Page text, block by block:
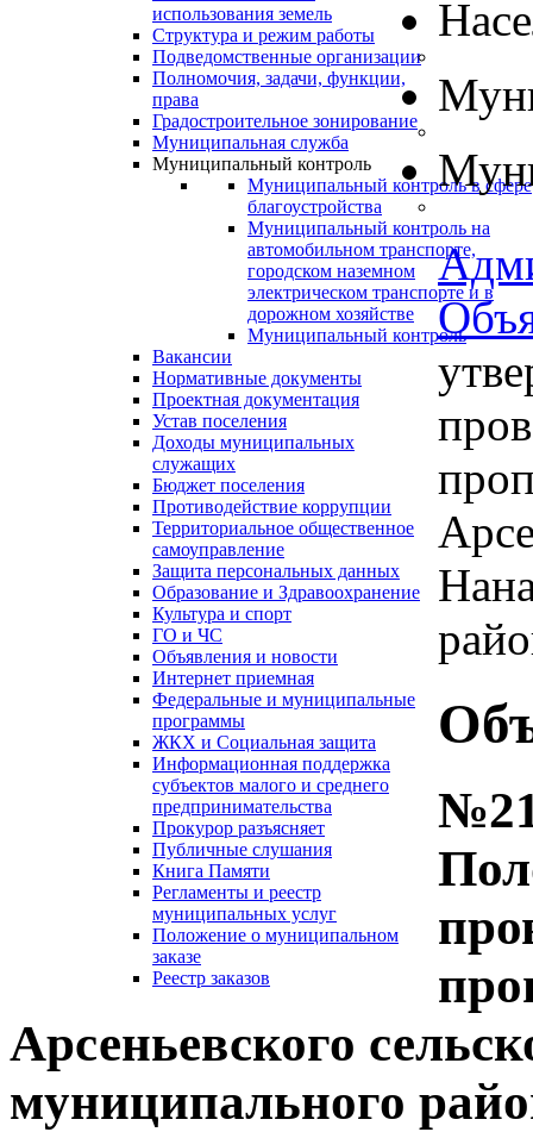
использования земель
Структура и режим работы
Подведомственные организации
Полномочия, задачи, функции,
права
Градостроительное зонирование
Муниципальная служба
Муниципальный контроль
Муниципальный контроль в сфере
благоустройства
Муниципальный контроль на
автомобильном транспорте,
городском наземном
электрическом транспорте и в
дорожном хозяйстве
Муниципальный контроль
Вакансии
Нормативные документы
Проектная документация
Устав поселения
Доходы муниципальных
служащих
Бюджет поселения
Противодействие коррупции
Территориальное общественное
самоуправление
Защита персональных данных
Образование и Здравоохранение
Культура и спорт
ГО и ЧС
Объявления и новости
Интернет приемная
Федеральные и муниципальные
программы
ЖКХ и Социальная защита
Информационная поддержка
субъектов малого и среднего
предпринимательства
Прокурор разъясняет
Публичные слушания
Книга Памяти
Регламенты и реестр
муниципальных услуг
Положение о муниципальном
заказе
Реестр заказов
Арсеньевского
муниципального